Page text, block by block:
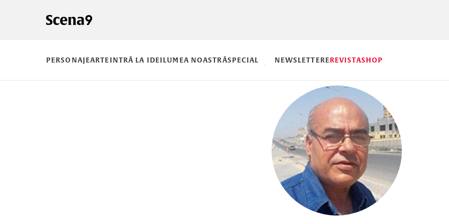
PERSONAJEARTEINTRĂ LA IDEILUMEA NOASTRĂSPECIAL NEWSLETTEREREVISTASHOP